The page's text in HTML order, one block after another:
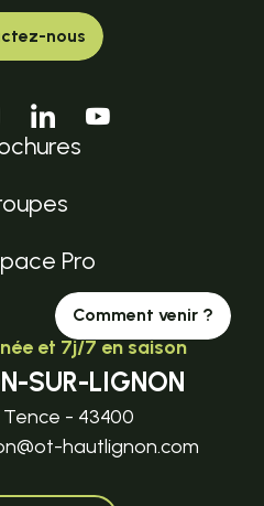
nous
Pro
Comment venir ?
et 7j/7 en saison
SUR-LIGNON
- 43400
hautlignon.com